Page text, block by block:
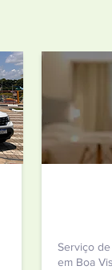
Serviço
em Boa